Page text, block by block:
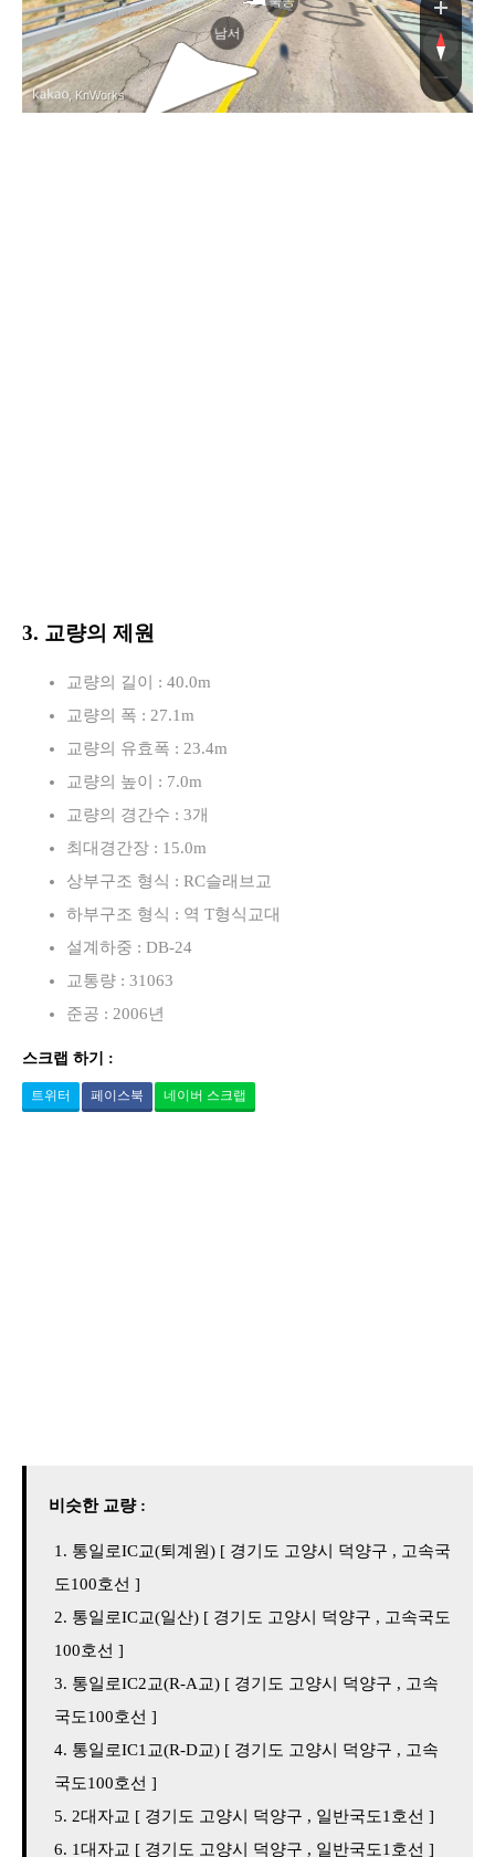
대양
남서
, KnWorks
3. 교량의 제원
교량의 길이 : 40.0m
교량의 폭 : 27.1m
교량의 유효폭 : 23.4m
교량의 높이 : 7.0m
교량의 경간수 : 3개
최대경간장 : 15.0m
상부구조 형식 : RC슬래브교
하부구조 형식 : 역 T형식교대
설계하중 : DB-24
교통량 : 31063
준공 : 2006년
스크랩 하기 :
트위터 페이스북 네이버 스크랩
비슷한 교량 :
통일로IC교(퇴계원) [ 경기도 고양시 덕양구 , 고속국
도100호선 ]
통일로IC교(일산) [ 경기도 고양시 덕양구 , 고속국도
100호선 ]
통일로IC2교(R-A교) [ 경기도 고양시 덕양구 , 고속
국도100호선 ]
통일로IC1교(R-D교) [ 경기도 고양시 덕양구 , 고속
국도100호선 ]
2대자교 [ 경기도 고양시 덕양구 , 일반국도1호선 ]
1대자교 [ 경기도 고양시 덕양구 , 일반국도1호선 ]